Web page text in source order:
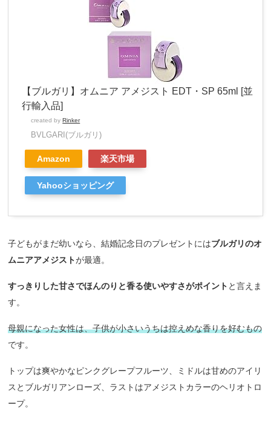
【ブルガリ】オムニア アメジスト EDT・SP 65ml [並
行輸入品]
created byRinker
BVLGARI(ブルガリ)
Amazon 楽天市場
Yahooショッピング
子どもがまだ幼いなら、結婚記念日のプレゼントにはブルガリのオ
ムニアアメジストが最適。
すっきりした甘さでほんのりと香る使いやすさがポイント と言えま
す。
母親になった女性は、子供が小さいうちは控えめな香りを好むもの
です。
トップは爽やかなピンクグレープフルーツ、ミドルは甘めのアイリ
スとブルガリアンローズ、ラストはアメジストカラーのヘリオトロ
ープ。